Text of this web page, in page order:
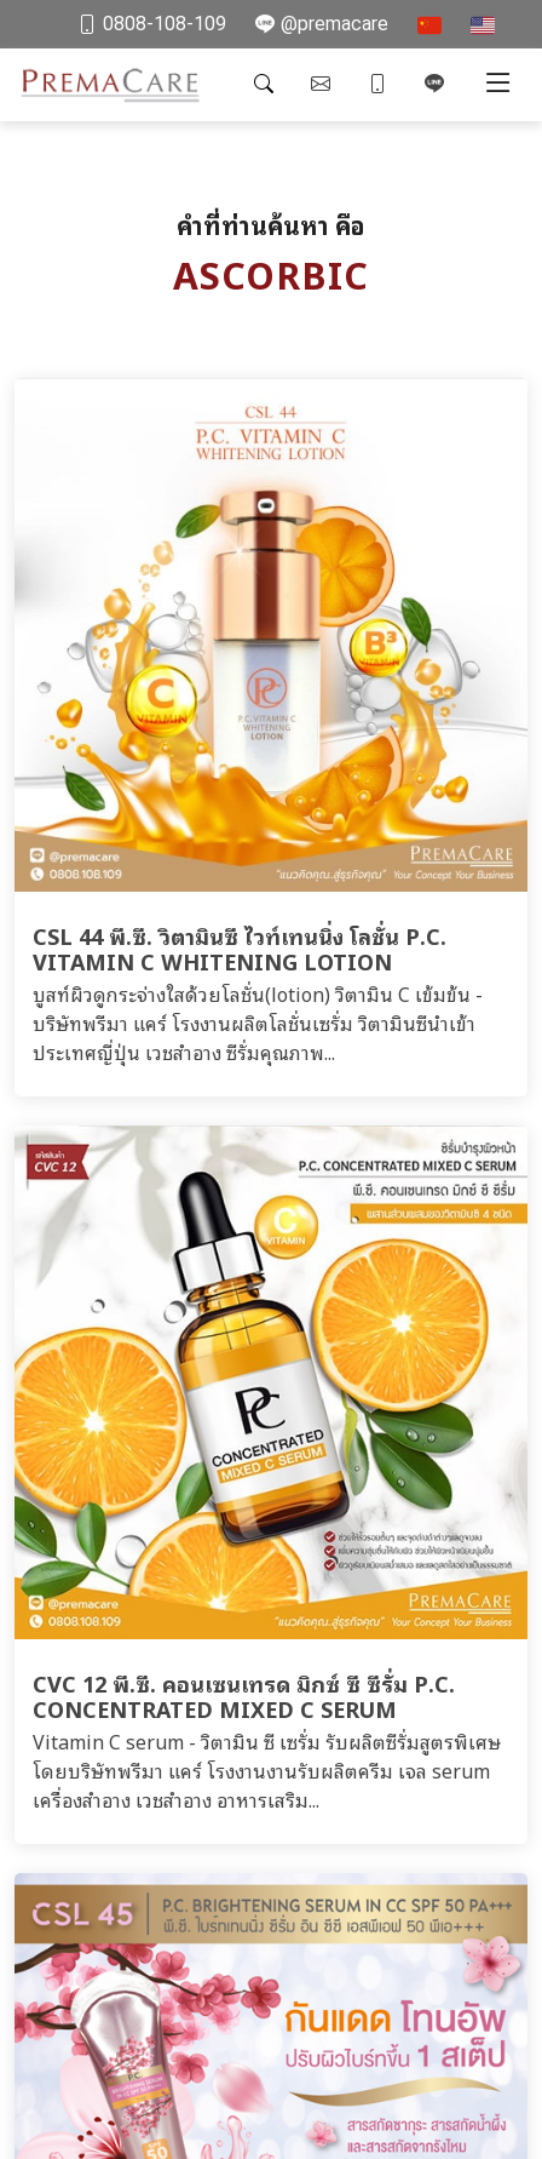
0808-108-109 @premacare
คำที่ท่านค้นหา คือ
ASCORBIC
CSL 44 พี.ซี. วิตามินซี ไวท์เทนนิ่ง โลชั่น P.C.
VITAMIN C WHITENING LOTION
บูสท์ผิวดูกระจ่างใสด้วยโลชั่น(lotion) วิตามิน C เข้มข้น -
บริษัทพรีมา แคร์ โรงงานผลิตโลชั่นเซรั่ม วิตามินซีนำเข้า
ประเทศญี่ปุ่น เวชสำอาง ซีรั่มคุณภาพ...
CVC 12 พี.ซี. คอนเซนเทรด มิกซ์ ซี ซีรั่ม P.C.
CONCENTRATED MIXED C SERUM
Vitamin C serum - วิตามิน ซี เซรั่ม รับผลิตซีรั่มสูตรพิเศษ
โดยบริษัทพรีมา แคร์ โรงงานงานรับผลิตครีม เจล serum
เครื่องสำอาง เวชสำอาง อาหารเสริม...